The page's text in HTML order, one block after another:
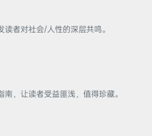
者对社会/人性的深层共鸣。
，让读者受益匪浅，值得珍藏。